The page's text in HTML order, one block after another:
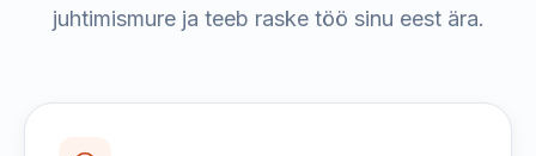
juhtimismure ja teeb raske töö sinu eest ära.